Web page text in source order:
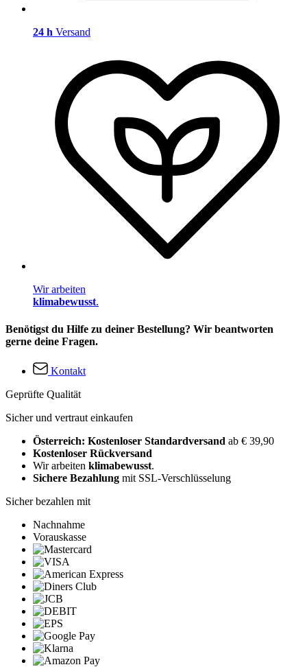
24 h Versand
Wir arbeiten
klimabewusst.
Benötigst du Hilfe zu deiner Bestellung? Wir beantworten
gerne deine Fragen.
Kontakt
Geprüfte Qualität
Sicher und vertraut einkaufen
Österreich: Kostenloser Standardversand ab € 39,90
Kostenloser Rückversand
Wir arbeiten klimabewusst.
Sichere Bezahlung mit SSL-Verschlüsselung
Sicher bezahlen mit
Nachnahme
Vorauskasse